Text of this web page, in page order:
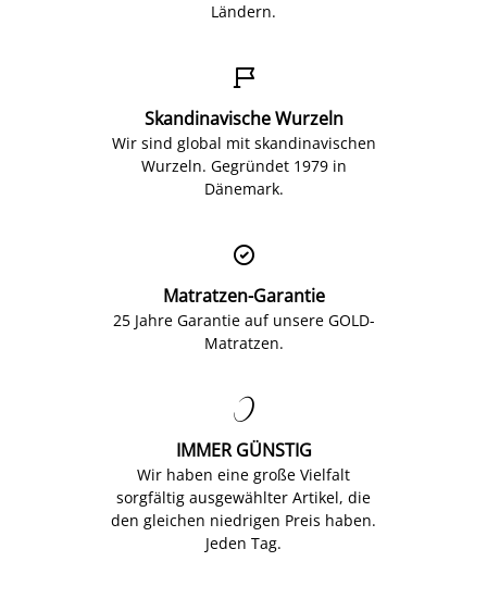
Ländern.

Skandinavische Wurzeln
Wir sind global mit skandinavischen
Wurzeln. Gegründet 1979 in
Dänemark.

Matratzen-Garantie
25 Jahre Garantie auf unsere GOLD-
Matratzen.

IMMER GÜNSTIG
Wir haben eine große Vielfalt
sorgfältig ausgewählter Artikel, die
den gleichen niedrigen Preis haben.
Jeden Tag.